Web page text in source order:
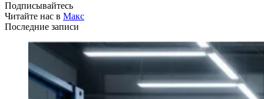
Подписывайтесь
Читайте нас в Макс
Последние записи